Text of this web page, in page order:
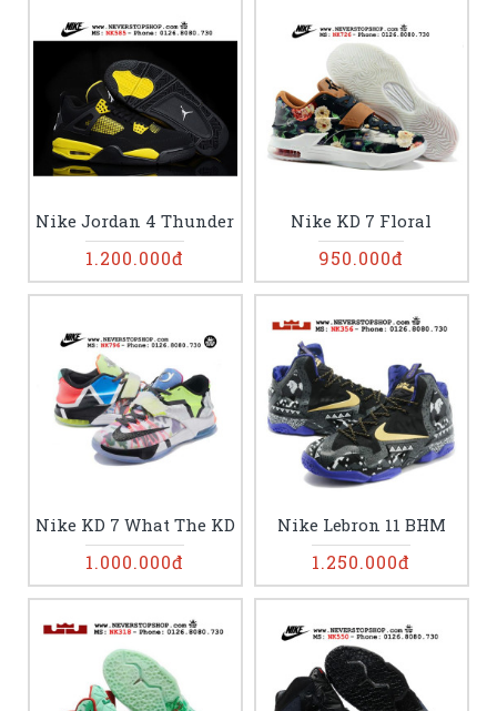
Nike Jordan 4 Thunder
1.200.000đ
Nike KD 7 Floral
950.000đ
Nike KD 7 What The KD
1.000.000đ
Nike Lebron 11 BHM
1.250.000đ